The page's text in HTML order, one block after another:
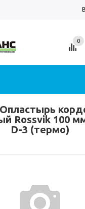
0
Rossvik 100
D-3 (термо)